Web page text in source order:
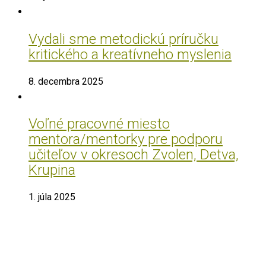
Vydali sme metodickú príručku
kritického a kreatívneho myslenia
8. decembra 2025
Voľné pracovné miesto
mentora/mentorky pre podporu
učiteľov v okresoch Zvolen, Detva,
Krupina
1. júla 2025